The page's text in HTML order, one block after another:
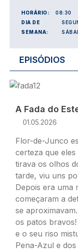
HORÁRIO:
08:30
DIA DE
SEMANA:
EPISÓDIOS
Imagem
A Fada do
01.05.2026
Flor-de-Junco
certeza que
tirava os olhos
tarde, viu uns
Depois era uma
começaram a
se
os patos
e o seu riso
Pena-Azul e